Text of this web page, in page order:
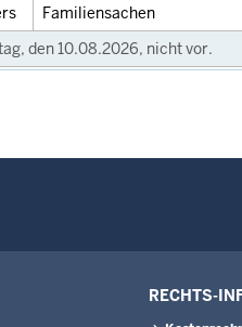
Familiensachen
den 10.08.2026, nicht vor.
RECHTS-